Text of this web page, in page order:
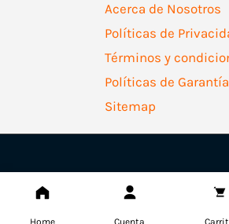
Acerca de Nosotros
Políticas de
Términos y
Políticas de Garantía
Sitemap
Home Cuenta